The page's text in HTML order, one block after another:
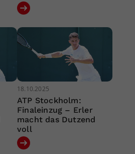
18.10.2025
ATP Stockholm:
Finaleinzug – Erler
macht das Dutzend
voll